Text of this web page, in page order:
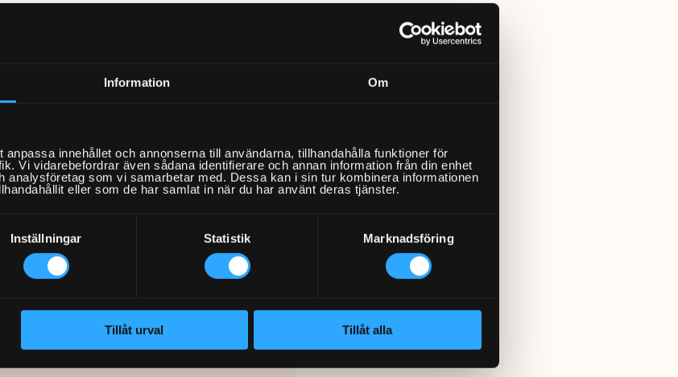
Information Om
innehållet och annonserna till användarna, tillhandahålla funktioner för
Vi vidarebefordrar även sådana identifierare och annan information från din enhet
analysföretag som vi samarbetar med. Dessa kan i sin tur kombinera informationen
eller som de har samlat in när du har använt deras tjänster.
Inställningar Statistik Marknadsföring
Tillåt urval Tillåt alla
rikstäckande och har kapacitet
Hemfixarna4,6 av 5från över
med hundratusentals
hem till dig i Hässelby är
följer
Säker Vatten 2026:1
, vilket
krav.